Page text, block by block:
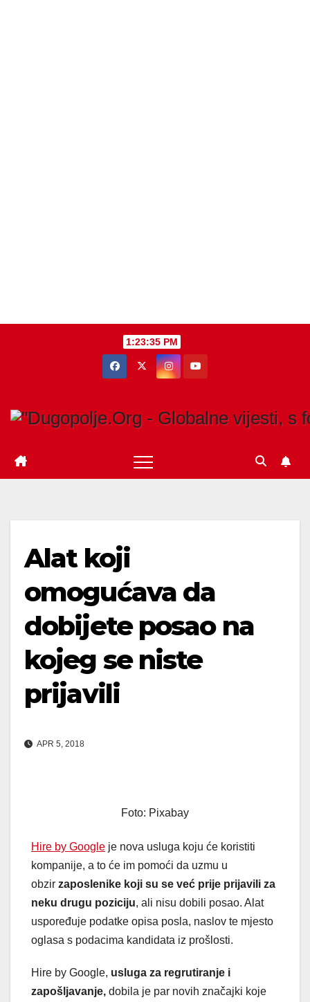
1:23:36 PM
Alat koji
omogućava da
dobijete posao na
kojeg se niste
prijavili
APR 5, 2018
Foto: Pixabay
Hire by Google je nova usluga koju će koristiti
kompanije, a to će im pomoći da uzmu u
obzir zaposlenike koji su se već prije prijavili za
neku drugu poziciju, ali nisu dobili posao. Alat
uspoređuje podatke opisa posla, naslov te mjesto
oglasa s podacima kandidata iz prošlosti.
Hire by Google, usluga za regrutiranje i
zapošljavanje, dobila je par novih značajki koje